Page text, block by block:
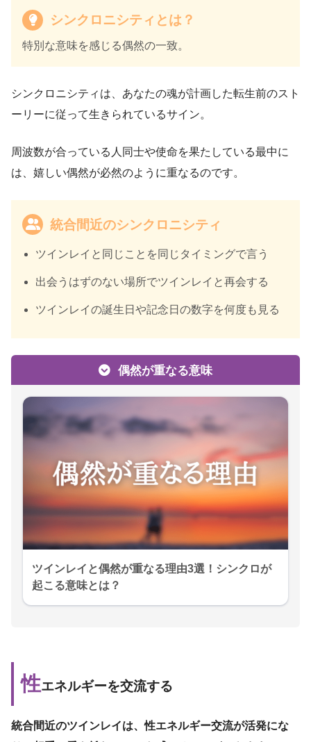
シンクロニシティとは？
特別な意味を感じる偶然の一致。
シンクロニシティは、あなたの魂が計画した転生前のスト
ーリーに従って生きられているサイン。
周波数が合っている人同士や使命を果たしている最中に
は、嬉しい偶然が必然のように重なるのです。
統合間近のシンクロニシティ
ツインレイと同じことを同じタイミングで言う
出会うはずのない場所でツインレイと再会する
ツインレイの誕生日や記念日の数字を何度も見る
偶然が重なる意味
ツインレイと偶然が重なる理由3選！シンクロが
起こる意味とは？
性エネルギーを交流する
統合間近のツインレイは、性エネルギー交流が活発にな